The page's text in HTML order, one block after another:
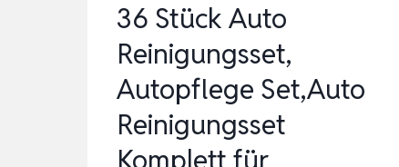
WASCHHANDSCHUH,
…
36 Stück Auto
Reinigungsset,
Autopflege Set,Auto
Reinigungsset